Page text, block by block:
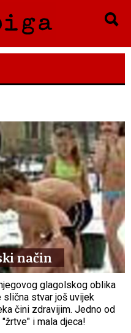
način
glagolskog oblika
slična stvar još uvijek
čini zdravijim. Jedno od
i mala djeca!